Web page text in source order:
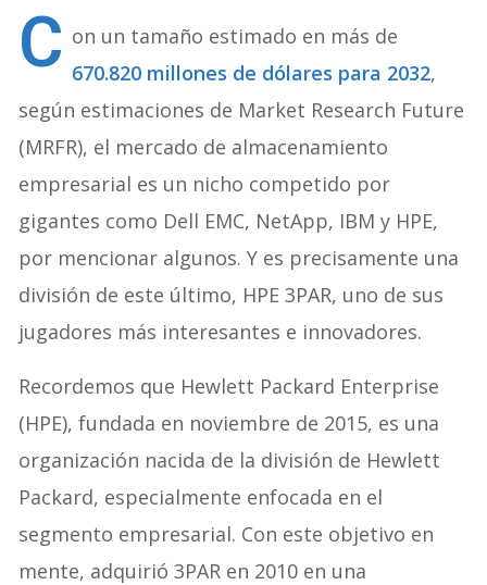
C on un tamaño estimado en más de
670.820 millones de dólares para 2032,
según estimaciones de Market Research Future
(MRFR), el mercado de almacenamiento
empresarial es un nicho competido por
gigantes como Dell EMC, NetApp, IBM y HPE,
por mencionar algunos. Y es precisamente una
división de este último, HPE 3PAR, uno de sus
jugadores más interesantes e innovadores.
Recordemos que Hewlett Packard Enterprise
(HPE), fundada en noviembre de 2015, es una
organización nacida de la división de Hewlett
Packard, especialmente enfocada en el
segmento empresarial. Con este objetivo en
mente, adquirió 3PAR en 2010 en una